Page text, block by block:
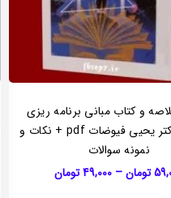
و کتاب مبانی برنامه ریزی
آموزشی دکتر یحیی فیوضات pdf + نکات و
نمونه سوالات
تومان –
49,000تومان